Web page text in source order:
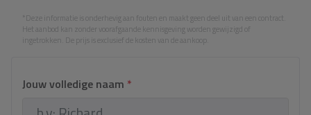
*Deze informatie is onderhevig aan fouten en maakt geen deel uit van een contract.
Het aanbod kan zonder voorafgaande kennisgeving worden gewijzigd of
ingetrokken. De prijs is exclusief de kosten van de aankoop.
Jouw volledige naam *